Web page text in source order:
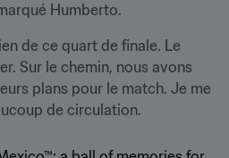
Humberto.
Sur le chemin, nous avons
plans pour le match. Je me
de circulation.